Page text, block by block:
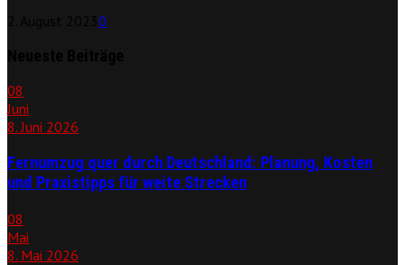
0
08
Juni
8. Juni 2026
Fernumzug quer durch Deutschland: Planung, Kosten
und Praxistipps für weite Strecken
08
Mai
8. Mai 2026